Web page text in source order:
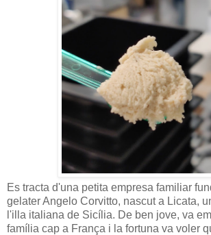
Es tracta d'una petita empresa familiar
gelater Angelo Corvitto, nascut a Licata,
l'illa italiana de Sicília. De ben jove, va
família cap a França i la fortuna va voler